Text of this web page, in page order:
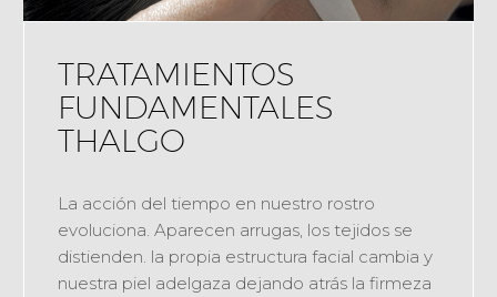
TRATAMIENTOS
FUNDAMENTALES
THALGO
La acción del tiempo en nuestro rostro
evoluciona. Aparecen arrugas, los tejidos se
distienden. la propia estructura facial cambia y
nuestra piel adelgaza dejando atrás la firmeza